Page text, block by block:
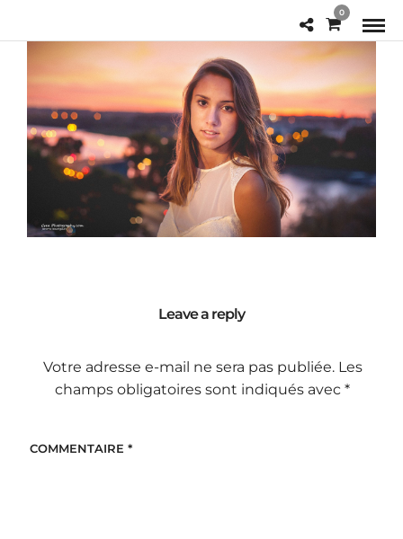
0
Leave a reply
Votre adresse e-mail ne sera pas publiée. Les
champs obligatoires sont indiqués avec*
COMMENTAIRE *